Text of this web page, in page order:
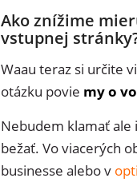
Ako znížime
vstupnej
Waau teraz si určite
otázku povie my o
Nebudem klamať ale
bežať. Vo viacerých
businesse alebo v